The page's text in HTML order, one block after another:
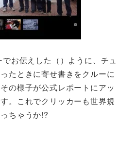
お伝えした（）ように、チュ
たときに寄せ書きをクルーに
の様子が公式レポートにアッ
。これでクリッカーも世界規
ちゃうか!?